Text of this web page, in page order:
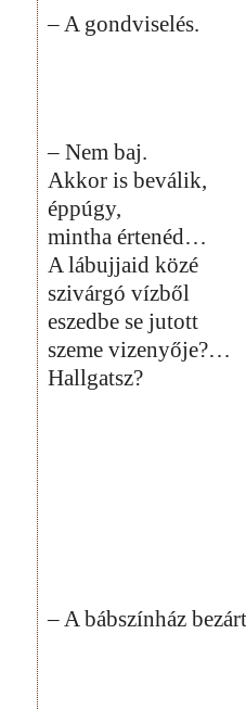
– A gondviselés.
– Nem baj.
Akkor is beválik,
éppúgy,
mintha értenéd…
A lábujjaid közé
szivárgó vízből
eszedbe se jutott
szeme vizenyője?…
Hallgatsz?
– A bábszínház